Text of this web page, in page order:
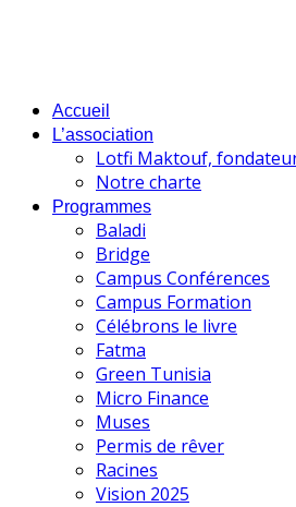
Accueil
L’association
Lotfi Maktouf,
Notre charte
Programmes
Baladi
Bridge
Campus Conférences
Campus Formation
Célébrons le livre
Fatma
Green Tunisia
Micro Finance
Muses
Permis de rêver
Racines
Vision 2025